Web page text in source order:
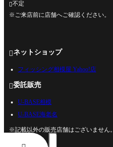
不定
※ご来店前に店舗へご確認ください。
ネットショップ
フィッシング相模屋 Yahoo!店
委託販売
U-BASE相模
U-BASE海老名
※記載以外の販売店舗はございません。